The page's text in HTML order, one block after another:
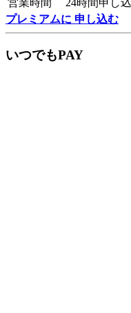
プレミアムに 申し込む
いつでもPAY